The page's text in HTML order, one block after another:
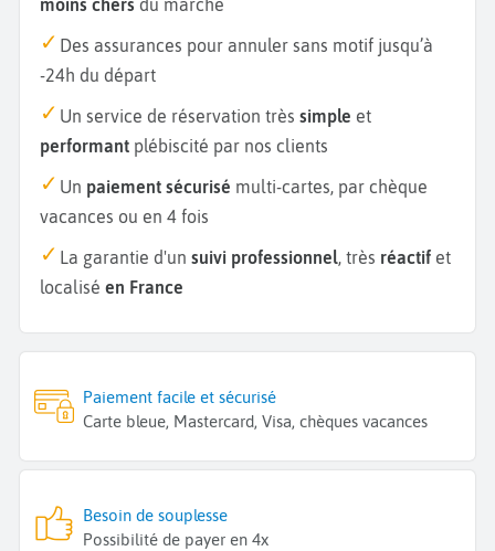
moins chers du marché
Des assurances pour annuler sans motif jusqu’à
-24h du départ
Un service de réservation très simple et
performant plébiscité par nos clients
Un paiement sécurisé multi-cartes, par chèque
vacances ou en 4 fois
La garantie d'un suivi professionnel, très réactif et
localisé en France
Paiement facile et sécurisé
Carte bleue, Mastercard, Visa, chèques vacances
Besoin de souplesse
Possibilité de payer en 4x